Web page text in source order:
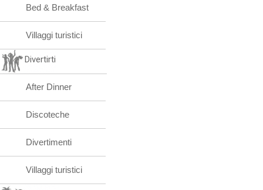
Bed & Breakfast
Villaggi turistici
Divertirti
After Dinner
Discoteche
Divertimenti
Villaggi turistici